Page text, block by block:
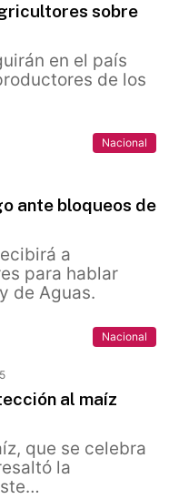
sobre
en el país
de los
Nacional
ante bloqueos de
a
para hablar
de Aguas.
Nacional
al maíz
que se celebra
la